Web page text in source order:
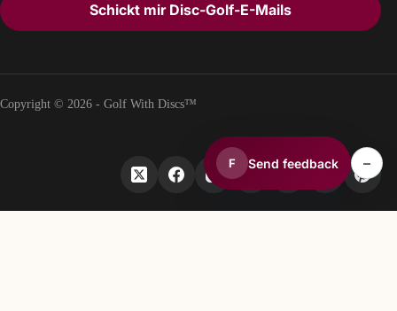
Schickt mir Disc-Golf-E-Mails
Copyright © 2026 - Golf With Discs™
F Send feedback –